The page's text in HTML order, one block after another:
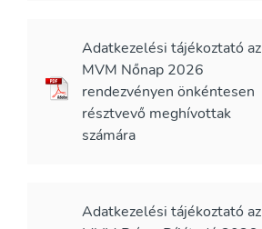
Adatkezelési tájékoztató az
MVM Nőnap 2026
rendezvényen önkéntesen
résztvevő meghívottak
számára
Adatkezelési tájékoztató az